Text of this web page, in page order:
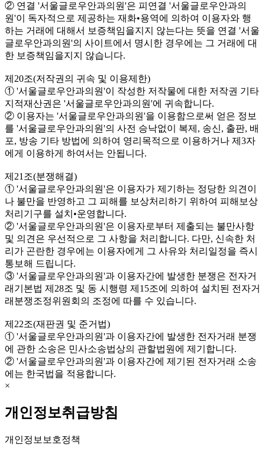
② 연결 '서울글로우안과의원'은 피연결 '서울글로우안과의
원'이 독자적으로 제공하는 재화•용역에 의하여 이용자와 행
하는 거래에 대해서 보증책임을지지 않는다는 뜻을 연결 '서울
글로우안과의원'의 사이트에서 명시한 경우에는 그 거래에 대
한 보증책임을지지 않습니다.
제20조(저작권의 귀속 및 이용제한)
① '서울글로우안과의원'이 작성한 저작물에 대한 저작권 기타
지적재산권은 '서울글로우안과의원'에 귀속합니다.
② 이용자는 '서울글로우안과의원'을 이용함으로써 얻은 정보
를 '서울글로우안과의원'의 사전 승낙없이 복제, 송신, 출판, 배
포, 방송 기타 방법에 의하여 영리목적으로 이용하거나 제3자
에게 이용하게 하여서는 안됩니다.
제21조(분쟁해결)
① '서울글로우안과의원'은 이용자가 제기하는 정당한 의견이
나 불만을 반영하고 그 피해를 보상처리하기 위하여 피해보상
처리기구를 설치•운영합니다.
② '서울글로우안과의원'은 이용자로부터 제출되는 불만사항
및 의견은 우선적으로 그 사항을 처리합니다. 다만, 신속한 처
리가 곤란한 경우에는 이용자에게 그 사유와 처리일정을 즉시
통보해 드립니다.
③ '서울글로우안과의원'과 이용자간에 발생한 분쟁은 전자거
래기본법 제28조 및 동 시행령 제15조에 의하여 설치된 전자거
래분쟁조정위원회의 조정에 따를 수 있습니다.
제22조(재판권 및 준거법)
① '서울글로우안과의원'과 이용자간에 발생한 전자거래 분쟁
에 관한 소송은 민사소송법상의 관할법원에 제기합니다.
② '서울글로우안과의원'과 이용자간에 제기된 전자거래 소송
에는 한국법을 적용합니다.
×
개인정보취급방침
개인정보보호정책